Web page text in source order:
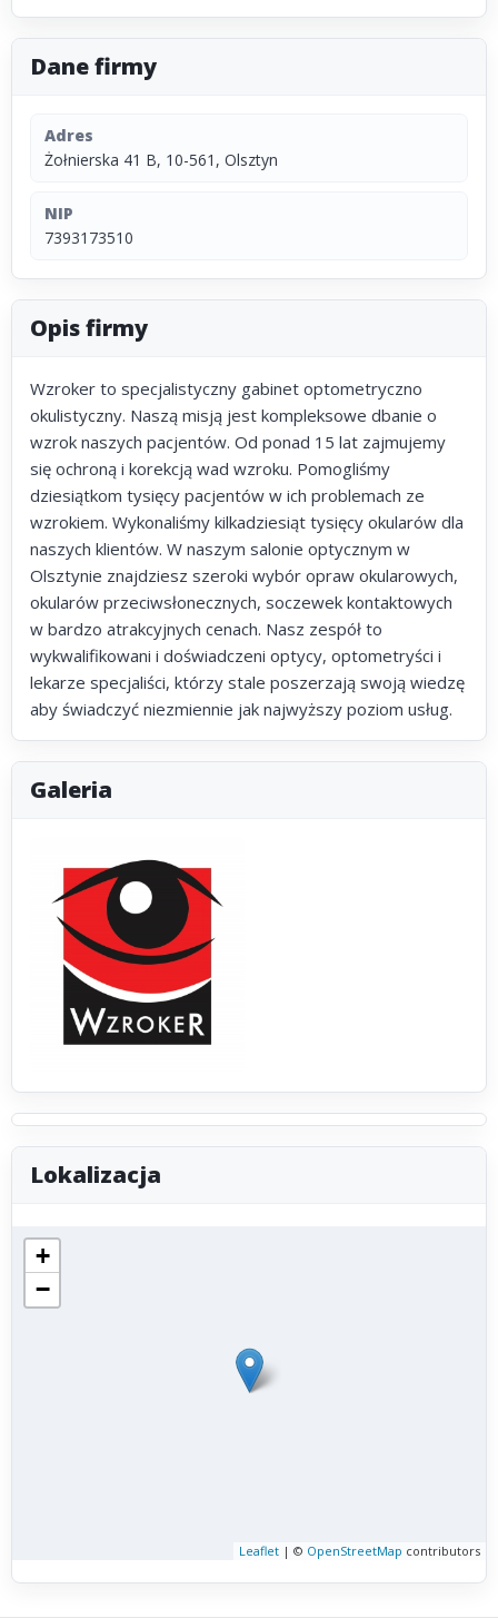
Dane firmy
Adres
Żołnierska 41 B, 10-561, Olsztyn
NIP
7393173510
Opis firmy
Wzroker to specjalistyczny gabinet optometryczno
okulistyczny. Naszą misją jest kompleksowe dbanie o
wzrok naszych pacjentów. Od ponad 15 lat zajmujemy
się ochroną i korekcją wad wzroku. Pomogliśmy
dziesiątkom tysięcy pacjentów w ich problemach ze
wzrokiem. Wykonaliśmy kilkadziesiąt tysięcy okularów dla
naszych klientów. W naszym salonie optycznym w
Olsztynie znajdziesz szeroki wybór opraw okularowych,
okularów przeciwsłonecznych, soczewek kontaktowych
w bardzo atrakcyjnych cenach. Nasz zespół to
wykwalifikowani i doświadczeni optycy, optometryści i
lekarze specjaliści, którzy stale poszerzają swoją wiedzę
aby świadczyć niezmiennie jak najwyższy poziom usług.
Galeria
Lokalizacja
+
−
Leaflet | © OpenStreetMap contributors